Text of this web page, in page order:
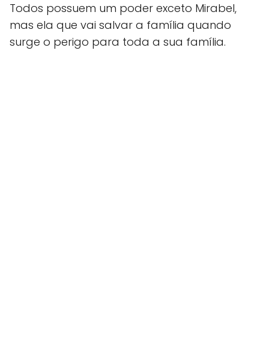
Todos possuem um poder exceto Mirabel,
mas ela que vai salvar a família quando
surge o perigo para toda a sua família.